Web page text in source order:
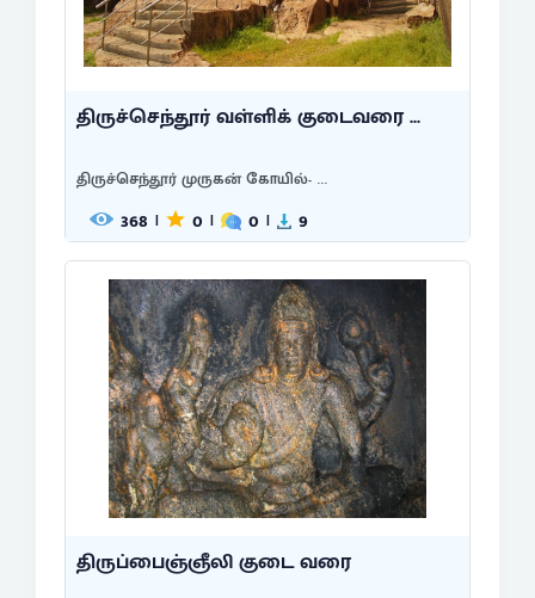
திருச்செந்தூர் வள்ளிக் குடைவரை ...
திருச்செந்தூர் முருகன் கோயில்- ...
368 | 0 | 0 | 9
திருப்பைஞ்ஞீலி குடை வரை